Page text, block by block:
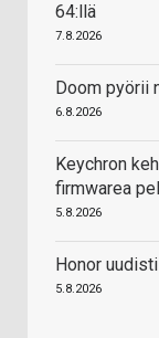
64:llä
7.8.2026
Doom pyörii
6.8.2026
Keychron
firmwarea
5.8.2026
Honor
5.8.2026